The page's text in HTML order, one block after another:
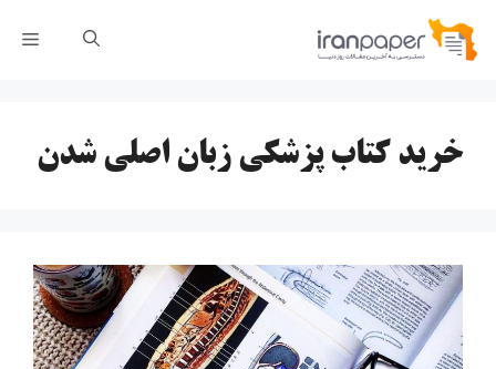
پرش
خرید کتاب پزشکی زبان اصلی شدن